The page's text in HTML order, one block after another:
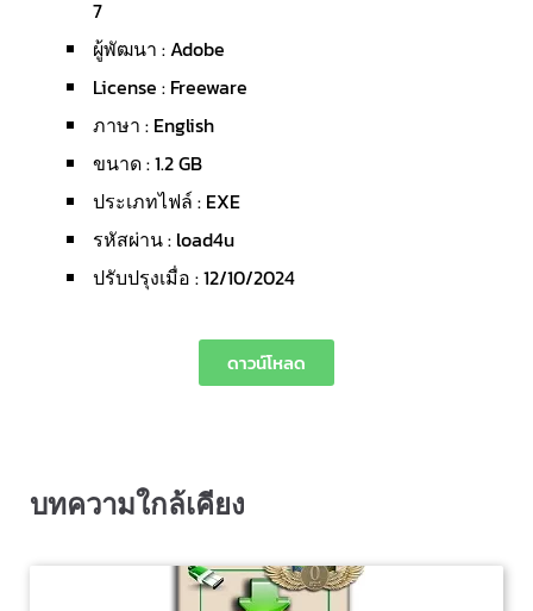
7
ผู้พัฒนา : Adobe
License : Freeware
ภาษา : English
ขนาด : 1.2 GB
ประเภทไฟล์ : EXE
รหัสผ่าน : load4u
ปรับปรุงเมื่อ : 12/10/2024
ดาวน์โหลด
บทความใกล้เคียง